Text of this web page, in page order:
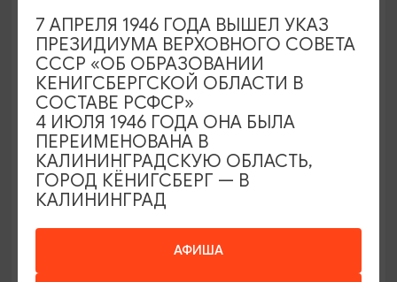
МАСТЕР-КЛАССЫ
Мастер-классы по керамике Елены
Бодяковой
Калининград, ул. Баранова, 45
АФИША
7 АПРЕЛЯ 1946 ГОДА ВЫШЕЛ УКАЗ
ПРЕЗИДИУМА ВЕРХОВНОГО СОВЕТА
СССР «ОБ ОБРАЗОВАНИИ
КЕНИГСБЕРГСКОЙ ОБЛАСТИ В
СОСТАВЕ РСФСР»
4 ИЮЛЯ 1946 ГОДА ОНА БЫЛА
ПЕРЕИМЕНОВАНА В
КАЛИНИНГРАДСКУЮ ОБЛАСТЬ,
ГОРОД КЁНИГСБЕРГ — В
КАЛИНИНГРАД